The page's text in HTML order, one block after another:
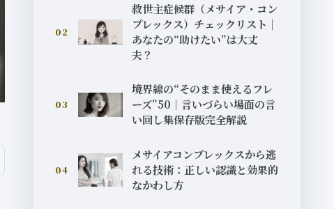
02
救世主症候群（メサイア・コン
プレックス）チェックリスト｜
あなたの“助けたい”は大丈
夫？
03
境界線の“そのまま使えるフレ
ーズ”50｜言いづらい場面の言
い回し集保存版完全解説
04
メサイアコンプレックスから逃
れる技術：正しい認識と効果的
なかわし方